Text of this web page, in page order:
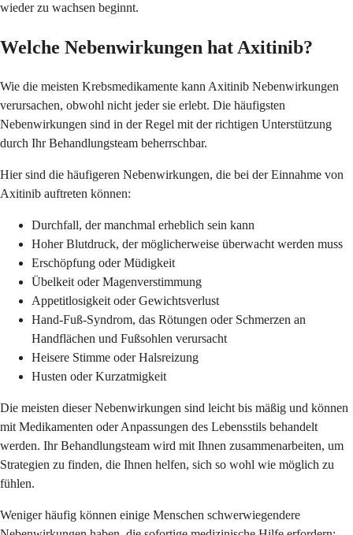
wieder zu wachsen beginnt.
Welche Nebenwirkungen hat Axitinib?
Wie die meisten Krebsmedikamente kann Axitinib Nebenwirkungen
verursachen, obwohl nicht jeder sie erlebt. Die häufigsten
Nebenwirkungen sind in der Regel mit der richtigen Unterstützung
durch Ihr Behandlungsteam beherrschbar.
Hier sind die häufigeren Nebenwirkungen, die bei der Einnahme von
Axitinib auftreten können:
Durchfall, der manchmal erheblich sein kann
Hoher Blutdruck, der möglicherweise überwacht werden muss
Erschöpfung oder Müdigkeit
Übelkeit oder Magenverstimmung
Appetitlosigkeit oder Gewichtsverlust
Hand-Fuß-Syndrom, das Rötungen oder Schmerzen an
Handflächen und Fußsohlen verursacht
Heisere Stimme oder Halsreizung
Husten oder Kurzatmigkeit
Die meisten dieser Nebenwirkungen sind leicht bis mäßig und können
mit Medikamenten oder Anpassungen des Lebensstils behandelt
werden. Ihr Behandlungsteam wird mit Ihnen zusammenarbeiten, um
Strategien zu finden, die Ihnen helfen, sich so wohl wie möglich zu
fühlen.
Weniger häufig können einige Menschen schwerwiegendere